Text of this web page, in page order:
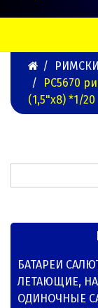
РС5670
(1,5"х8) *1/20
БАТАРЕИ
ЛЕТАЮЩИЕ,
ОДИНОЧНЫЕ